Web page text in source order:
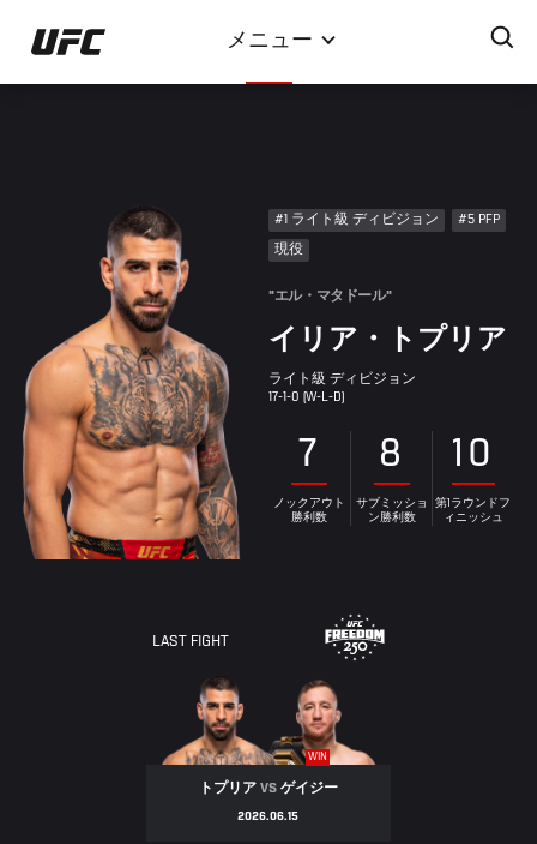
イ
ン
メニュー
#1 ライト級 ディビジョン #5 PFP
現役
"エル・マタドール"
イリア・トプリア
ライト級 ディビジョン
17-1-0 (W-L-D)
7
ノックアウト
勝利数
8
サブミッショ
ン勝利数
10
第1ラウンドフ
ィニッシュ
LAST FIGHT
WIN
トプリア VSゲイジー
2026.06.15